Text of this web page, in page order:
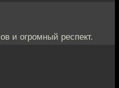
и огромный респект.